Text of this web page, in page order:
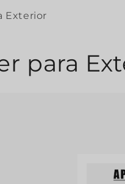
Exterior
para